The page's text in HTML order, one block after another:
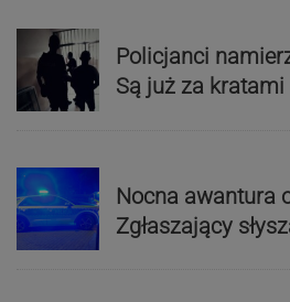
Policjanci
Są już za kratami
Nocna awantura
Zgłaszający